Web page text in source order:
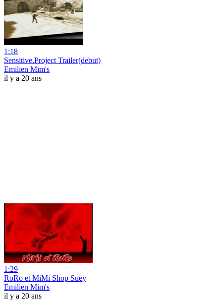
1:18
Sensitive.Project Trailer(debut)
Emilien Mim's
il y a 20 ans
1:29
RoRo et MiMi Shop Suey
Emilien Mim's
il y a 20 ans